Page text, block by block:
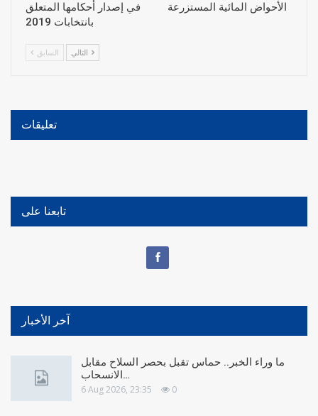
في إصدار أحكامها المتعلق
بانتخابات 2019
الأحواض المائية المستزرعة
السابق
تعليقات
تابعنا على
آخر الأخبار
ما وراء الخبر.. حماس تقبل بحصر السلاح مقابل
الانسحاب…
6 Aug 2026, 23:35 0